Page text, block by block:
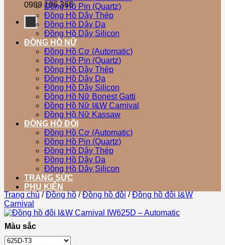
0989 186 365
Đồng Hồ Pin (Quartz)
Đồng Hồ Dây Thép
Đồng Hồ Dây Da
Đồng Hồ Dây Silicon
ĐỒNG HỒ NỮ
Đồng Hồ Cơ (Automatic)
Đồng Hồ Pin (Quartz)
Đồng Hồ Dây Thép
Đồng Hồ Dây Da
Đồng Hồ Dây Silicon
Đồng Hồ Nữ Bonest Gatti
Đồng Hồ Nữ I&W Carnival
Đồng Hồ Nữ Kassaw
ĐỒNG HỒ ĐÔI
Đồng Hồ Cơ (Automatic)
Đồng Hồ Pin (Quartz)
Đồng Hồ Dây Thép
Đồng Hồ Dây Da
Đồng Hồ Dây Silicon
TRANG SỨC
PHỤ KIỆN
Trang chủ / Đồng hồ / Đồng hồ đôi / Đồng hồ đôi I&W
Carnival
Màu sắc